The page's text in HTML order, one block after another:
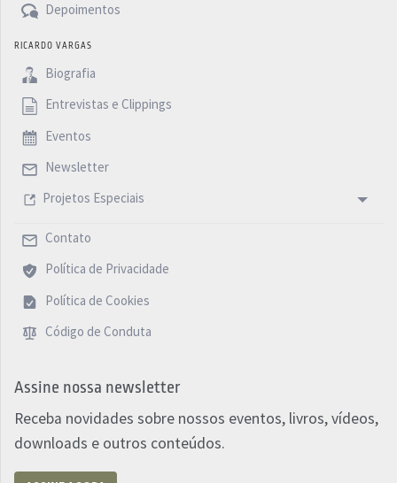
Depoimentos
RICARDO VARGAS
Biografia
Entrevistas e Clippings
Eventos
Newsletter
Projetos Especiais
Contato
Política de Privacidade
Política de Cookies
Código de Conduta
Assine nossa newsletter
Receba novidades sobre nossos eventos, livros, vídeos,
downloads e outros conteúdos.